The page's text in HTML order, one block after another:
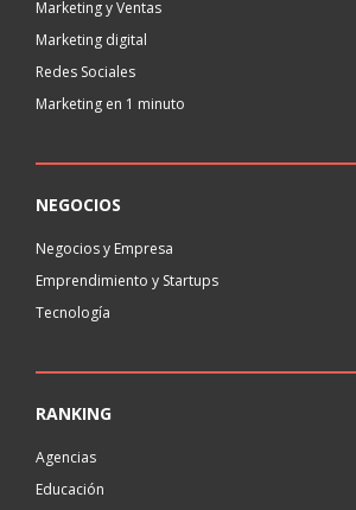
Marketing y Ventas
Marketing digital
Redes Sociales
Marketing en 1 minuto
NEGOCIOS
Negocios y Empresa
Emprendimiento y Startups
Tecnología
RANKING
Agencias
Educación